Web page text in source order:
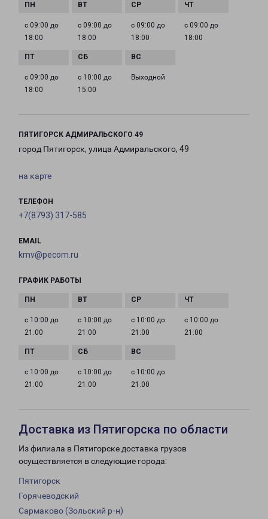
с 09:00 до
18:00
с 09:00 до
18:00
с 09:00 до
18:00
с 09:00 до
18:00
с 09:00 до
18:00
с 10:00 до
15:00
Выходной
ПЯТИГОРСК АДМИРАЛЬСКОГО 49
город Пятигорск, улица Адмиральского, 49
на карте
ТЕЛЕФОН
+7(8793) 317-585
EMAIL
kmv@pecom.ru
ГРАФИК РАБОТЫ
с 10:00 до
21:00
с 10:00 до
21:00
с 10:00 до
21:00
с 10:00 до
21:00
с 10:00 до
21:00
с 10:00 до
21:00
с 10:00 до
21:00
Доставка из Пятигорска по области
Из филиала в Пятигорске доставка грузов
осуществляется в следующие города:
Пятигорск
Горячеводский
Сармаково (Зольский р-н)